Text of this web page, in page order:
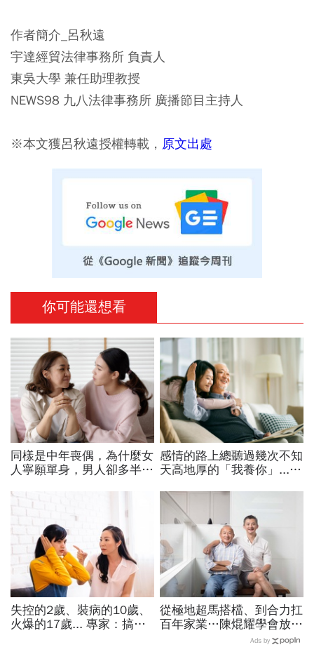
作者簡介_呂秋遠
宇達經貿法律事務所 負責人
東吳大學 兼任助理教授
NEWS98 九八法律事務所 廣播節目主持人
※本文獲呂秋遠授權轉載， 原文出處
你可能還想看
同樣是中年喪偶，為什麼女
人寧願單身，男人卻多半再
感情的路上總聽過幾次不知
天高地厚的「我養你」....
爸說的那句最真
失控的2歲、裝病的10歲、
火爆的17歲... 專家：搞懂
從極地超馬搭檔、到合力扛
百年家業…陳焜耀學會放
手、陳彥誠拼出第二成長曲
Ads by